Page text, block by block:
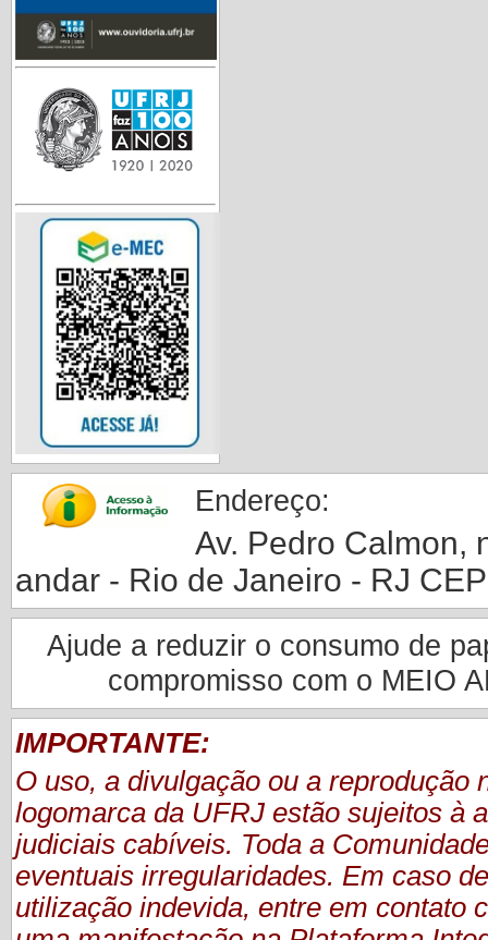
Endereço:
Av. Pedro Calmon,
andar - Rio de Janeiro - RJ
Ajude a reduzir o consumo de
compromisso com o MEIO
IMPORTANTE:
O uso, a divulgação ou a reprodução
logomarca da UFRJ estão sujeitos à
judiciais cabíveis. Toda a
eventuais irregularidades. Em caso
utilização indevida, entre em contato